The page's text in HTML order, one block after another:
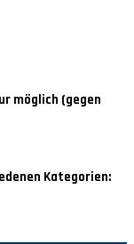
möglich (gegen
Kategorien: